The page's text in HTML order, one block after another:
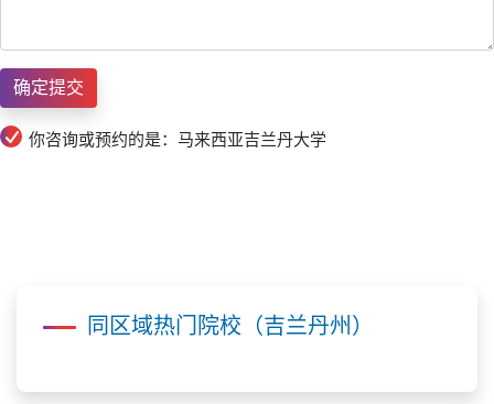
你咨询或预约的是：马来西亚吉兰丹大学
同区域热门院校（吉兰丹州）